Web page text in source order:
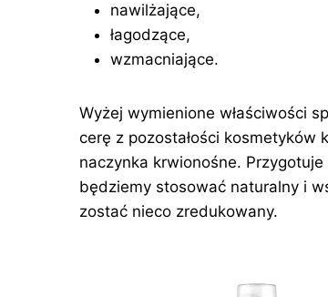
nawilżające,
łagodzące,
wzmacniające.
Wyżej wymienione właściwości
cerę z pozostałości kosmetyków
naczynka krwionośne.
będziemy stosować naturalny i
zostać nieco zredukowany.